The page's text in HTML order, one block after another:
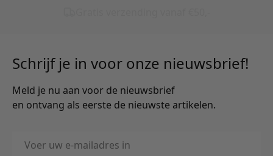
Schrijf je in voor onze nieuwsbrief!
Meld je nu aan voor de nieuwsbrief
en ontvang als eerste de nieuwste artikelen.
E-mailadres